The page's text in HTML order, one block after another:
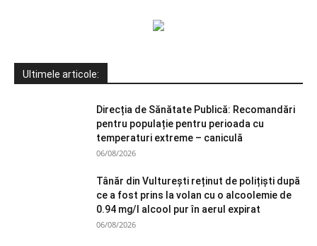
Ultimele articole:
Direcția de Sănătate Publică: Recomandări
pentru populație pentru perioada cu
temperaturi extreme – caniculă
06/08/2026
Tânăr din Vulturești reținut de polițiști după
ce a fost prins la volan cu o alcoolemie de
0.94 mg/l alcool pur în aerul expirat
06/08/2026